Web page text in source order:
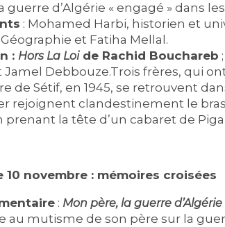
guerre d’Algérie « engagé » dans
: Mohamed Harbi, historien et
et Fatiha Mellal.
: Hors La Loide Rachid Bouchareb
Jamel Debbouze.Trois frères, qui
de Sétif, en 1945, se retrouvent
rejoignent clandestinement le
la tête d’un cabaret de
10 novembre : mémoires croisées
: Mon père, la guerre
au mutisme de son père sur la